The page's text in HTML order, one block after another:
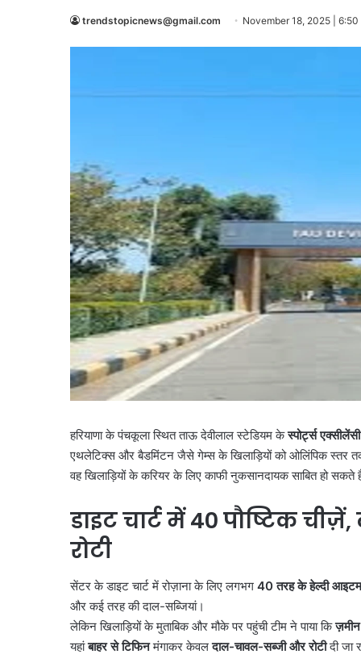
trendstopicnews@gmail.com November 18, 2025 | 6:50
हरियाणा के पंचकूला स्थित ताऊ देवीलाल स्टेडियम केस्पोर्ट्स
एथलेटिक्स और बैडमिंटन जैसे गेम्स के खिलाड़ियों को ओलिंपिक स्तर
वह खिलाड़ियों के करियर के लिए काफी नुकसानदायक साबित हो सकते
डाइट चार्ट में40पौष्टिक चीज़ें,
रोटी
सेंटर के डाइट चार्ट में रोज़ाना के लिए लगभग 40तरह के हेल्दी आइटम
और कई तरह की दाल-सब्जियां।
लेकिन खिलाड़ियों के मुताबिक और मौके पर पहुंची टीम ने पाया कि
यहांबाहर से टिफिनमंगाकर केवलदाल-चावल-सब्जी और रोटीदी जा